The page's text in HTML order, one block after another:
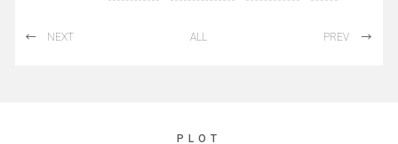
NEXT ALL PREV
PLOT